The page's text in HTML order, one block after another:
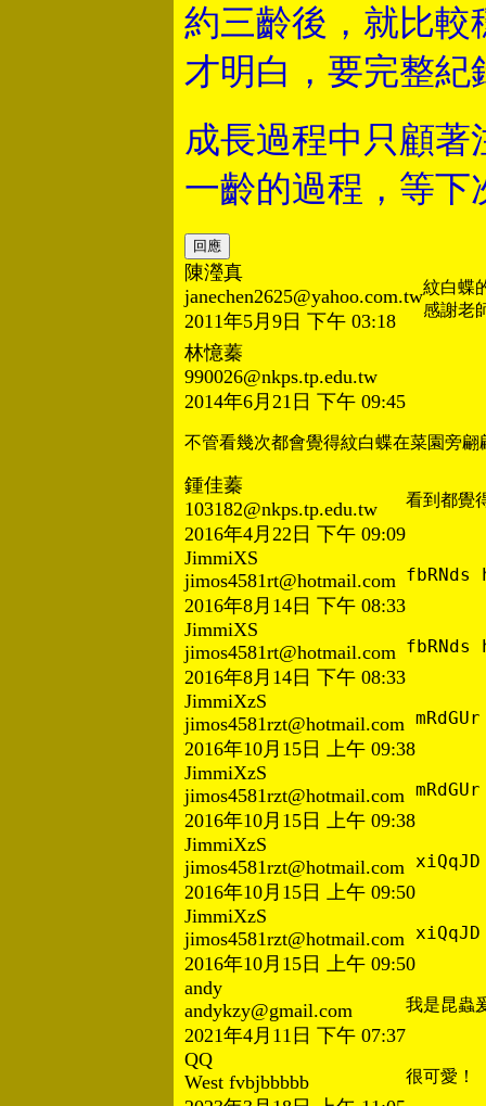
約三齡後，就比較
才明白，要完整
成長過程中只顧
一齡的過程，等下
陳瀅真
janechen2625@yahoo.com.tw
2011年5月9日 下午 03:18
紋白蝶
感謝老
林憶蓁
990026@nkps.tp.edu.tw
2014年6月21日 下午 09:45
不管看幾次都會覺得紋白蝶在菜園旁
鍾佳蓁
103182@nkps.tp.edu.tw
2016年4月22日 下午 09:09
JimmiXS
jimos4581rt@hotmail.com
2016年8月14日 下午 08:33
fbRNds
JimmiXS
jimos4581rt@hotmail.com
2016年8月14日 下午 08:33
fbRNds
JimmiXzS
jimos4581rzt@hotmail.com
2016年10月15日 上午 09:38
JimmiXzS
jimos4581rzt@hotmail.com
2016年10月15日 上午 09:38
JimmiXzS
jimos4581rzt@hotmail.com
2016年10月15日 上午 09:50
JimmiXzS
jimos4581rzt@hotmail.com
2016年10月15日 上午 09:50
andy
andykzy@gmail.com
2021年4月11日 下午 07:37
我是昆蟲
QQ
West fvbjbbbbb
很可愛！